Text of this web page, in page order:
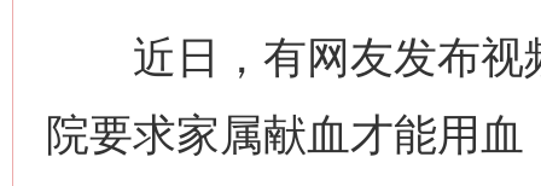
近日，有网友发布视
院要求家属献血才能用